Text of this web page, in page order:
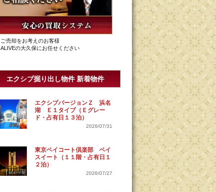
ご売却をお考えのお客様
ALIVEの大久保にお任せください
エクシブ掘り出し物件 新着物件
エクシブバージョンＺ 浜名
湖 Ｅ１タイプ（Ｅグレー
ド・占有日１３泊）
2026/07/31
東京ベイコート倶楽部 ベイ
スイート（１１階・占有日１
２泊）
2026/07/27